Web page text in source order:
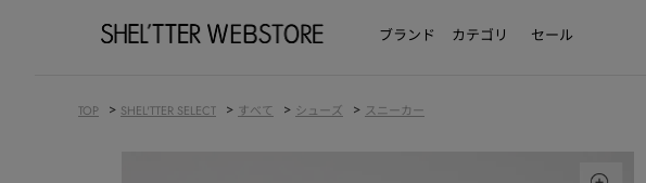
ブランド カテゴリ セール
TOP > SHEL'TTER SELECT > すべて > シューズ > スニーカー